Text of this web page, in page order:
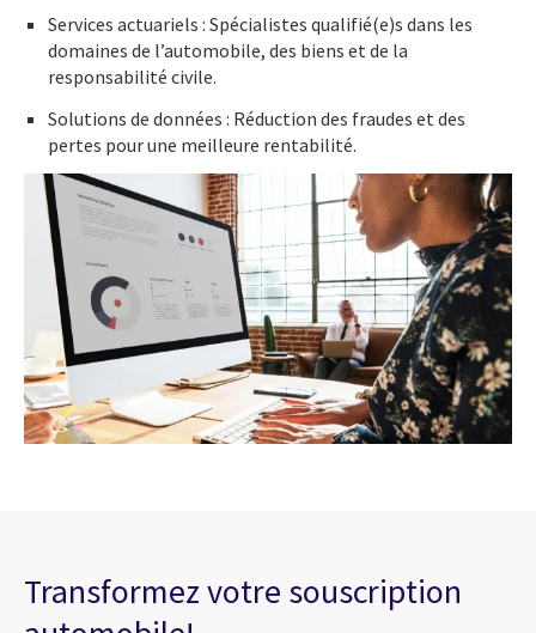
Services actuariels : Spécialistes qualifié(e)s dans les
domaines de l’automobile, des biens et de la
responsabilité civile.
Solutions de données : Réduction des fraudes et des
pertes pour une meilleure rentabilité.
Transformez votre souscription